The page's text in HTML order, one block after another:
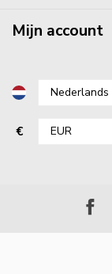
Mijn account
€